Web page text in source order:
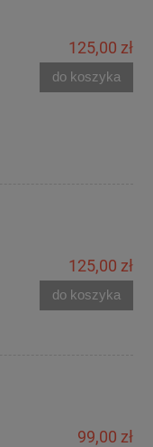
125,00 zł
do koszyka
125,00 zł
do koszyka
99,00 zł